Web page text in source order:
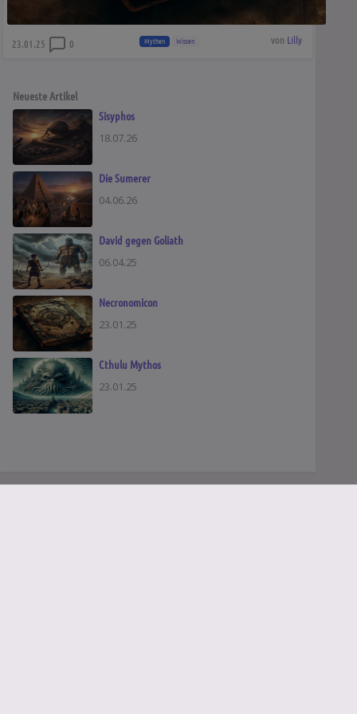
23.01.25 0 Mythen Wissen von Lilly
Neueste Artikel
Sisyphos
18.07.26
Die Sumerer
04.06.26
David gegen Goliath
06.04.25
Necronomicon
23.01.25
Cthulu Mythos
23.01.25